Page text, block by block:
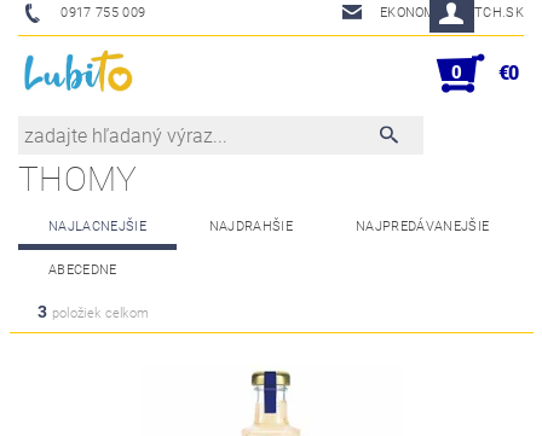
0917 755 009 EKONOM@SKETCH.SK
0 €0
THOMY
NAJLACNEJŠIE NAJDRAHŠIE NAJPREDÁVANEJŠIE
ABECEDNE
3 položiek celkom